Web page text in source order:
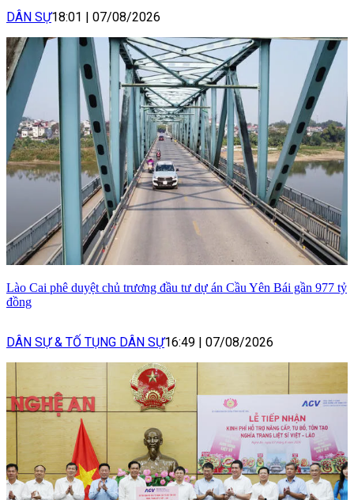
DÂN SỰ18:01 07/08/2026
Lào Cai phê duyệt chủ trương đầu tư dự án Cầu Yên Bái gần 977 tỷ
đồng
DÂN SỰ & TỐ TỤNG DÂN SỰ16:49 07/08/2026